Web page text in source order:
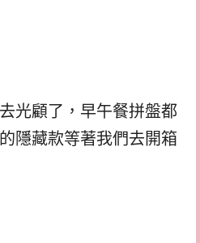
光顧了，早午餐拼盤都
隱藏款等著我們去開箱